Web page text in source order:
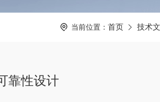
当前位置： 首页 技术
靠性设计